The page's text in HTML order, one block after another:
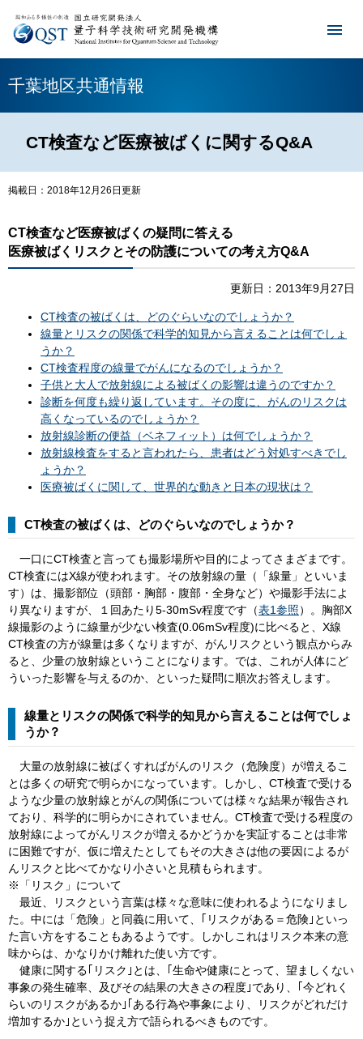
千葉地区共通情報
CT検査など医療被ばくに関するQ&A
掲載日：2018年12月26日更新
CT検査など医療被ばくの疑問に答える
医療被ばくリスクとその防護についての考え方Q&A
更新日：2013年9月27日
CT検査の被ばくは、どのぐらいなのでしょうか？
線量とリスクの関係で科学的知見から言えることは何でしょ
うか？
CT検査程度の線量でがんになるのでしょうか？
子供と大人で放射線による被ばくの影響は違うのですか？
診断を何度も繰り返しています。その度に、がんのリスクは
高くなっているのでしょうか？
放射線診断の便益（ベネフィット）は何でしょうか？
放射線検査をすると言われたら、患者はどう対処すべきでし
ょうか？
医療被ばくに関して、世界的な動きと日本の現状は？
CT検査の被ばくは、どのぐらいなのでしょうか？
一口にCT検査と言っても撮影場所や目的によってさまざまです。
CT検査にはX線が使われます。その放射線の量（「線量」といいま
す）は、撮影部位（頭部・胸部・腹部・全身など）や撮影手法によ
り異なりますが、１回あたり5-30mSv程度です（表1参照）。胸部X
線撮影のように線量が少ない検査(0.06mSv程度)に比べると、X線
CT検査の方が線量は多くなりますが、がんリスクという観点からみ
ると、少量の放射線ということになります。では、これが人体にど
ういった影響を与えるのか、といった疑問に順次お答えします。
線量とリスクの関係で科学的知見から言えることは何でしょ
うか？
大量の放射線に被ばくすればがんのリスク（危険度）が増えるこ
とは多くの研究で明らかになっています。しかし、CT検査で受ける
ような少量の放射線とがんの関係については様々な結果が報告され
ており、科学的に明らかにされていません。CT検査で受ける程度の
放射線によってがんリスクが増えるかどうかを実証することは非常
に困難ですが、仮に増えたとしてもその大きさは他の要因によるが
んリスクと比べてかなり小さいと見積もられます。
※「リスク」について
最近、リスクという言葉は様々な意味に使われるようになりまし
た。中には「危険」と同義に用いて、｢リスクがある＝危険｣といっ
た言い方をすることもあるようです。しかしこれはリスク本来の意
味からは、かなりかけ離れた使い方です。
健康に関する｢リスク｣とは、｢生命や健康にとって、望ましくない
事象の発生確率、及びその結果の大きさの程度｣であり、｢今どれく
らいのリスクがあるか｣｢ある行為や事象により、リスクがどれだけ
増加するか｣という捉え方で語られるべきものです。